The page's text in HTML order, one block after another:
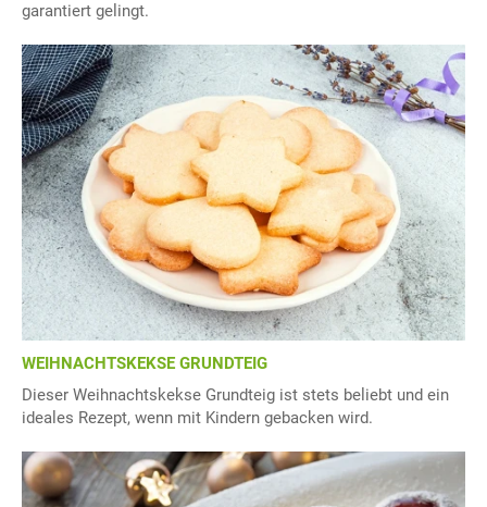
garantiert gelingt.
WEIHNACHTSKEKSE GRUNDTEIG
Dieser Weihnachtskekse Grundteig ist stets beliebt und ein
ideales Rezept, wenn mit Kindern gebacken wird.